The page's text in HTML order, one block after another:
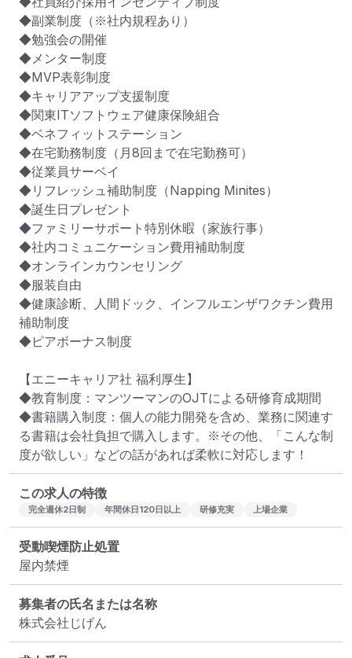
◆副業制度（※社内規程あり）
◆勉強会の開催
◆メンター制度
◆MVP表彰制度
◆キャリアアップ支援制度
◆関東ITソフトウェア健康保険組合
◆ベネフィットステーション
◆在宅勤務制度（月8回まで在宅勤務可）
◆従業員サーベイ
◆リフレッシュ補助制度（Napping Minites）
◆誕生日プレゼント
◆ファミリーサポート特別休暇（家族行事）
◆社内コミュニケーション費用補助制度
◆オンラインカウンセリング
◆服装自由
◆健康診断、人間ドック、インフルエンザワクチン費用
補助制度
◆ピアボーナス制度
【エニーキャリア社 福利厚生】
◆教育制度：マンツーマンのOJTによる研修育成期間
◆書籍購入制度：個人の能力開発を含め、業務に関連す
る書籍は会社負担で購入します。※その他、「こんな制
度が欲しい」などの話があれば柔軟に対応します！
この求人の特徴
完全週休2日制 年間休日120日以上 研修充実 上場企業
受動喫煙防止処置
屋内禁煙
募集者の氏名または名称
株式会社じげん